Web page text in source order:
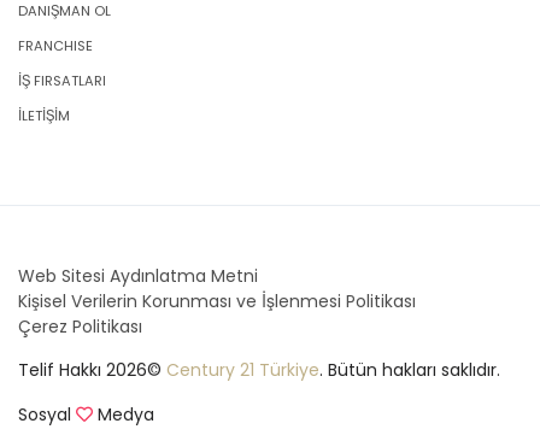
DANIŞMAN OL
FRANCHISE
İŞ FIRSATLARI
İLETİŞİM
Web Sitesi Aydınlatma Metni
Kişisel Verilerin Korunması ve İşlenmesi Politikası
Çerez Politikası
Telif Hakkı 2026© Century 21 Türkiye. Bütün hakları saklıdır.
Sosyal
Medya